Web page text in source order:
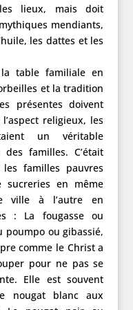
lieux, mais doit
mendiants,
les dattes et les
table familiale en
et la tradition
présentes doivent
religieux, les
un véritable
familles. C’était
familles pauvres
sucreries en même
ville à l’autre en
: La fougasse ou
poumpo ou gibassié,
comme le Christ a
pour ne pas se
Elle est souvent
nougat blanc aux